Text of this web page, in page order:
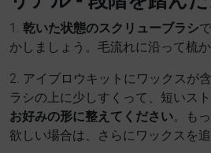
1. 乾いた状態のスクリューブラシ
かしましょう。毛流れに沿って梳か
2. アイブロウキットにワックスが
ラシの上に少しすくって、短いス
お好みの形に整えてください。も
欲しい場合は、さらにワックスを追